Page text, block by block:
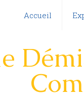
Accueil